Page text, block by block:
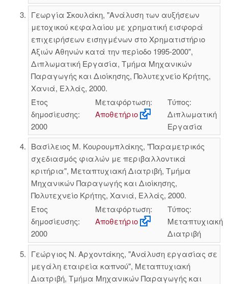
Γεωργία Σκουλάκη, "Ανάλυση των αυξήσεων
μετοχικού κεφαλαίου με χρηματική εισφορά
επιχειρήσεων εισηγμένων στο Χρηματιστήριο
Αξιών Αθηνών κατά την περίοδο 1995-2000",
Διπλωματική Εργασία, Τμήμα Μηχανικών
Παραγωγής και Διοίκησης, Πολυτεχνείο Κρήτης,
Χανιά, Ελλάς, 2000.
Έτος
δημοσίευσης:
2000
Μεταφόρτωση:
Αποθετήριο
Τύπος:
Διπλωματική
Εργασία
Βασίλειος Μ. Κουρουμπλάκης, "Παραμετρικός
σχεδιασμός φιαλών με περιβαλλοντικά
κριτήρια", Μεταπτυχιακή Διατριβή, Τμήμα
Μηχανικών Παραγωγής και Διοίκησης,
Πολυτεχνείο Κρήτης, Χανιά, Ελλάς, 2000.
Έτος
δημοσίευσης:
2000
Μεταφόρτωση:
Αποθετήριο
Τύπος:
Μεταπτυχιακή
Διατριβή
Γεώργιος Ν. Αρχοντάκης, "Ανάλυση εργασίας σε
μεγάλη εταιρεία καπνού", Μεταπτυχιακή
Διατριβή, Τμήμα Μηχανικών Παραγωγής και